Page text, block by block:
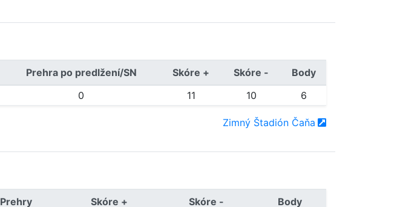
Prehra po predlžení/SN Skóre + Skóre -
Body
0 11 10 6
Zimný Štadión Čaňa
Prehry Skóre + Skóre -
Body